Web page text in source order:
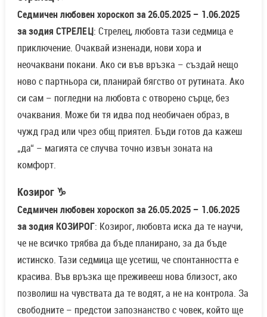
Седмичен любовен хороскоп за 26.05.2025 – 1.06.2025
за зодия СТРЕЛЕЦ: Стрелец, любовта тази седмица е
приключение. Очаквай изненади, нови хора и
неочаквани покани. Ако си във връзка – създай нещо
ново с партньора си, планирай бягство от рутината. Ако
си сам – погледни на любовта с отворено сърце, без
очаквания. Може би тя идва под необичаен образ, в
чужд град или чрез общ приятел. Бъди готов да кажеш
„да“ – магията се случва точно извън зоната на
комфорт.
Козирог ♑
Седмичен любовен хороскоп за 26.05.2025 – 1.06.2025
за зодия КОЗИРОГ: Козирог, любовта иска да те научи,
че не всичко трябва да бъде планирано, за да бъде
истинско. Тази седмица ще усетиш, че спонтанността е
красива. Във връзка ще преживееш нова близост, ако
позволиш на чувствата да те водят, а не на контрола. За
свободните – предстои запознанство с човек, който ще